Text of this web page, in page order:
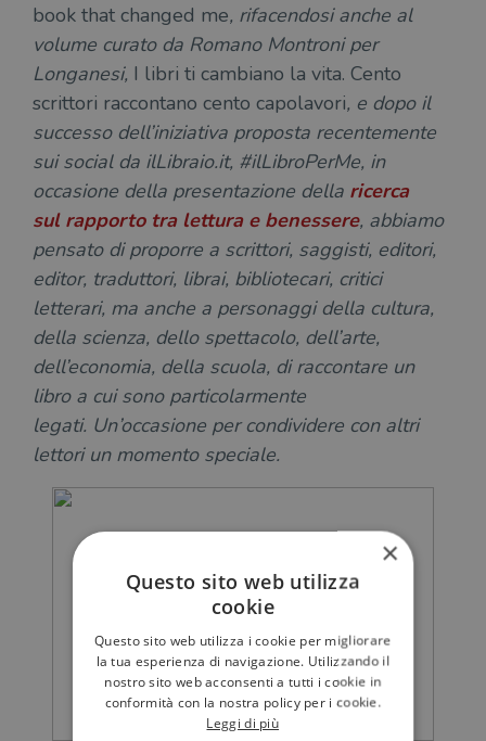
book that changed me, rifacendosi anche al
volume curato da Romano Montroni per
Longanesi, I libri ti cambiano la vita. Cento
scrittori raccontano cento capolavori, e dopo il
successo dell’iniziativa proposta recentemente
sui social da ilLibraio.it, #ilLibroPerMe, in
occasione della presentazione della ricerca
sul rapporto tra lettura e benessere, abbiamo
pensato di proporre a scrittori, saggisti, editori,
editor, traduttori, librai, bibliotecari, critici
letterari, ma anche a personaggi della cultura,
della scienza, dello spettacolo, dell’arte,
dell’economia, della scuola, di raccontare un
libro a cui sono particolarmente
legati. Un’occasione per condividere con altri
lettori un momento speciale.
×
Questo sito web utilizza
cookie
Questo sito web utilizza i cookie per migliorare
la tua esperienza di navigazione. Utilizzando il
nostro sito web acconsenti a tutti i cookie in
conformità con la nostra policy per i cookie.
Leggi di più